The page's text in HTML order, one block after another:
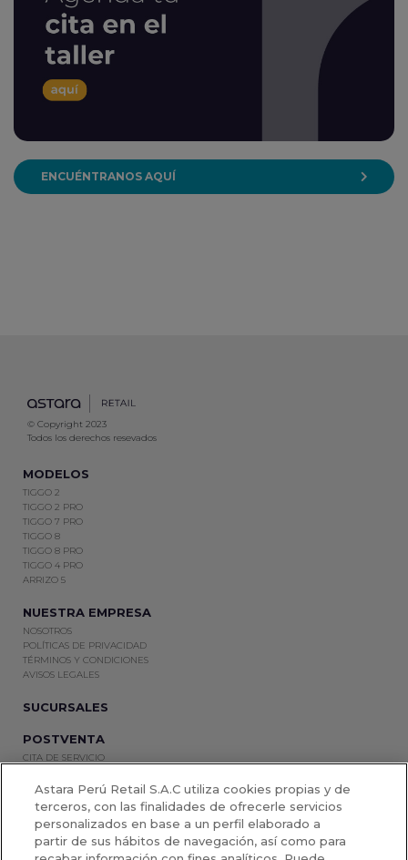
ENCUÉNTRANOS AQUÍ
© Copyright 2023
Todos los derechos resevados
MODELOS
TIGGO 2
TIGGO 2 PRO
TIGGO 7 PRO
TIGGO 8
TIGGO 8 PRO
TIGGO 4 PRO
ARRIZO 5
NUESTRA EMPRESA
NOSOTROS
POLÍTICAS DE PRIVACIDAD
TÉRMINOS Y CONDICIONES
AVISOS LEGALES
SUCURSALES
POSTVENTA
CITA DE SERVICIO
OTROS NEGOCIOS
SEMINUEVOS
CORPORATIVO
Astara Perú Retail S.A.C utiliza cookies propias y de
terceros, con las finalidades de ofrecerle servicios
personalizados en base a un perfil elaborado a
partir de sus hábitos de navegación, así como para